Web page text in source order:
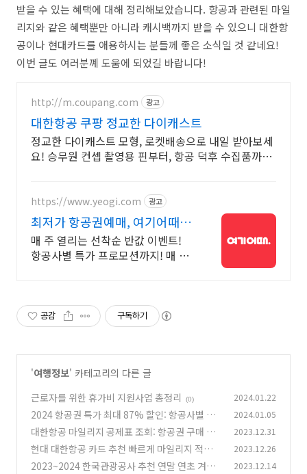
받을 수 있는 혜택에 대해 정리해보았습니다. 항공과 관련된 마일
리지와 같은 혜택뿐만 아니라 캐시백까지 받을 수 있으니 대한항
공이나 현대카드를 애용하시는 분들께 좋은 소식일 것 같네요!
이번 글도 여러분꼐 도움에 되었길 바랍니다!
http://m.coupang.com 광고
대한항공 쿠팡 정교한 다이캐스트
정교한 다이캐스트 모형, 로켓배송으로 내일 받아보세
요! 승무원 컨셉 촬영용 핀부터, 항공 덕후 수집품까지!
https://www.yeogi.com 광고
최저가 항공권예매, 여기어때 항
공+숙소 묶음 할인 혜택
매 주 열리는 선착순 반값 이벤트!
항공사별 특가 프로모션까지! 매 주
공감 구독하기
'여행정보' 카테고리의 다른 글
근로자를 위한 휴가비 지원사업 총정리
(0) 2024.01.22
2024 항공권 특가 최대 87% 할인: 항공사별 할
인 정보 총정리
(0)
2024.01.05
대한항공 마일리지 공제표 조회: 항공권 구매 외
마일리지 사용 꿀팁
(0)
2023.12.31
현대 대한항공 카드 추천 빠르게 마일리지 적립하
는 꿀팁 (0)
2023.12.26
2023~2024 한국관광공사 추천 연말 연초 겨울
2023.12.14